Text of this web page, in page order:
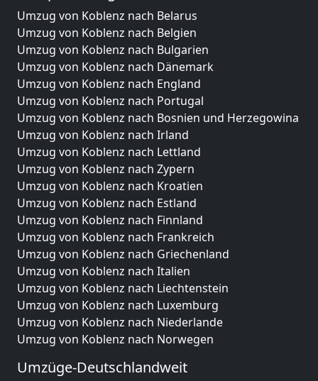
Umzug von Koblenz nach Belarus
Umzug von Koblenz nach Belgien
Umzug von Koblenz nach Bulgarien
Umzug von Koblenz nach Dänemark
Umzug von Koblenz nach England
Umzug von Koblenz nach Portugal
Umzug von Koblenz nach Bosnien und Herzegowina
Umzug von Koblenz nach Irland
Umzug von Koblenz nach Lettland
Umzug von Koblenz nach Zypern
Umzug von Koblenz nach Kroatien
Umzug von Koblenz nach Estland
Umzug von Koblenz nach Finnland
Umzug von Koblenz nach Frankreich
Umzug von Koblenz nach Griechenland
Umzug von Koblenz nach Italien
Umzug von Koblenz nach Liechtenstein
Umzug von Koblenz nach Luxemburg
Umzug von Koblenz nach Niederlande
Umzug von Koblenz nach Norwegen
Umzüge-Deutschlandweit